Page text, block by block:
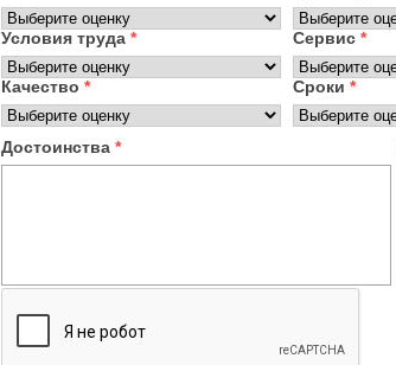
Условия труда * Сервис *
Качество * Сроки *
Достоинства *